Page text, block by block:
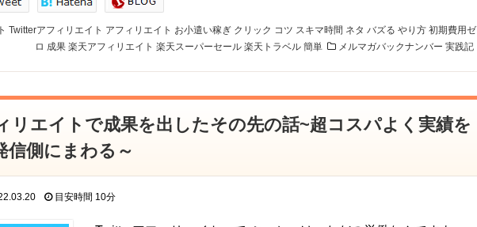
Twitterアフィリエイト アフィリエイト お小遣い稼ぎ クリック コツ スキマ時間 ネタ バズる やり方 初期費用ゼ
ロ 成果 楽天アフィリエイト 楽天スーパーセール 楽天トラベル 簡単 メルマガバックナンバー 実践記
リエイトで成果を出したその先の話~超コスパよく実績を
信側にまわる～
目安時間 10分